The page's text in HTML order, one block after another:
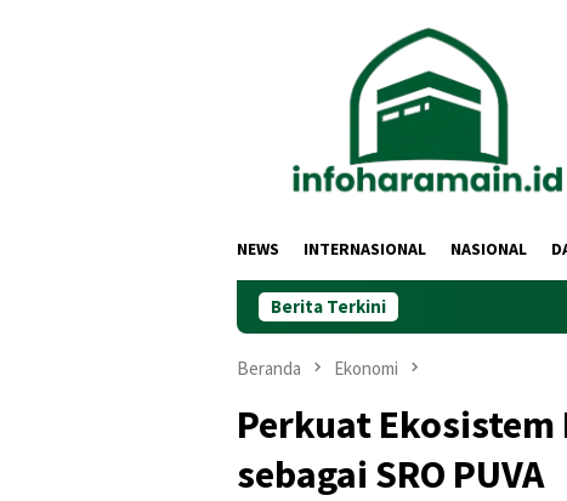
NEWS INTERNASIONAL NASIONAL
Berita Terkini
Beranda Ekonomi
Perkuat Ekosistem
sebagai SRO PUVA